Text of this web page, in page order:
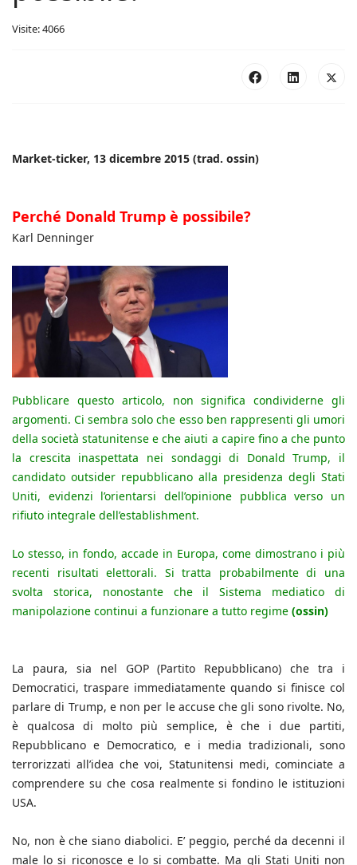
Visite: 4066
Market-ticker, 13 dicembre 2015 (trad. ossin)
Perché Donald Trump è possibile?
Karl Denninger
Pubblicare questo articolo, non significa condividerne gli
argomenti. Ci sembra solo che esso ben rappresenti gli umori
della società statunitense e che aiuti a capire fino a che punto
la crescita inaspettata nei sondaggi di Donald Trump, il
candidato outsider repubblicano alla presidenza degli Stati
Uniti, evidenzi l’orientarsi dell’opinione pubblica verso un
rifiuto integrale dell’establishment.
Lo stesso, in fondo, accade in Europa, come dimostrano i più
recenti risultati elettorali. Si tratta probabilmente di una
svolta storica, nonostante che il Sistema mediatico di
manipolazione continui a funzionare a tutto regime (ossin)
La paura, sia nel GOP (Partito Repubblicano) che tra i
Democratici, traspare immediatamente quando si finisce col
parlare di Trump, e non per le accuse che gli sono rivolte. No,
è qualcosa di molto più semplice, è che i due partiti,
Repubblicano e Democratico, e i media tradizionali, sono
terrorizzati all’idea che voi, Statunitensi medi, cominciate a
comprendere su che cosa realmente si fondino le istituzioni
USA.
No, non è che siano diabolici. E’ peggio, perché da decenni il
male lo si riconosce e lo si combatte. Ma gli Stati Uniti non